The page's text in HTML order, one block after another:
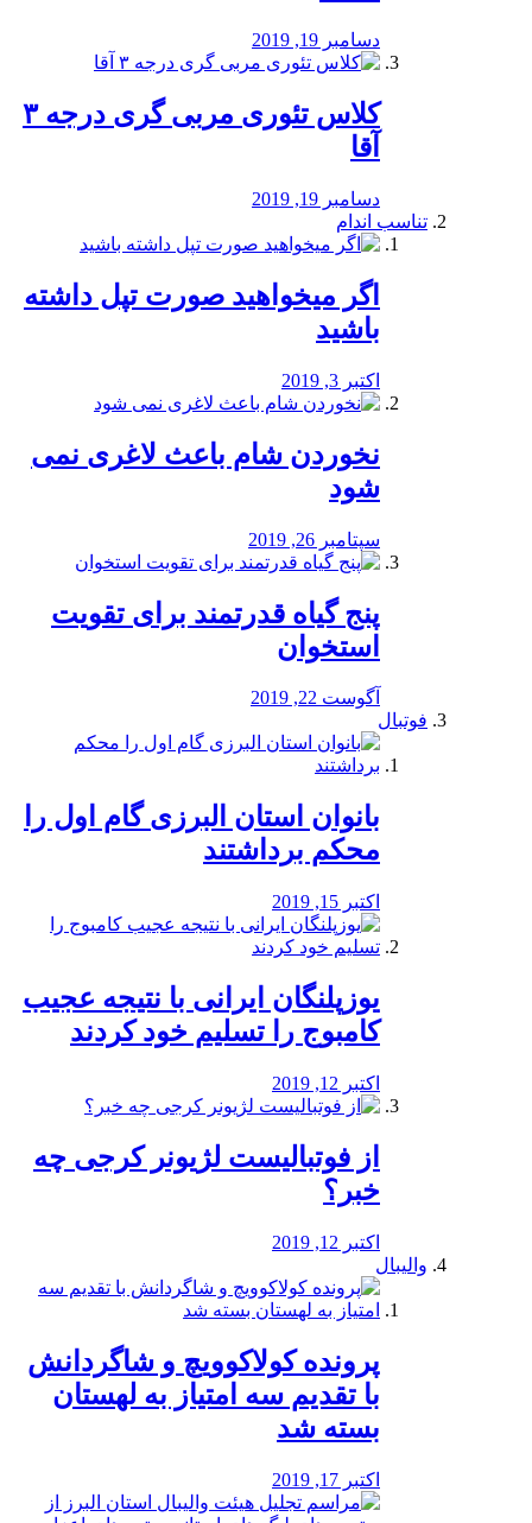
دسامبر 19, 2019
کلاس تئوری مربی گری درجه ۳
آقا
دسامبر 19, 2019
تناسب اندام
اگر میخواهید صورت تپل داشته
باشید
اکتبر 3, 2019
نخوردن شام باعث لاغری نمی
‌شود
سپتامبر 26, 2019
پنج گیاه قدرتمند برای تقویت
استخوان
آگوست 22, 2019
فوتبال
بانوان استان البرزی گام اول را
محكم برداشتند
اکتبر 15, 2019
یوزپلنگان ایرانی با نتیجه عجیب
کامبوج را تسلیم خود کردند
اکتبر 12, 2019
از فوتبالیست لژیونر کرجی چه
خبر؟
اکتبر 12, 2019
والیبال
پرونده کولاکوویچ و شاگردانش
با تقدیم سه امتیاز به لهستان
بسته شد
اکتبر 17, 2019